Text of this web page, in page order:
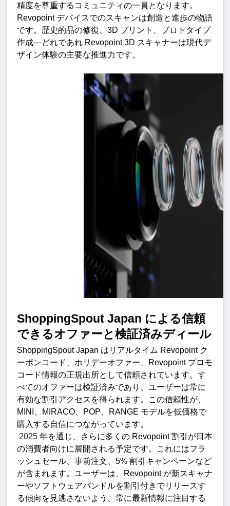
精度を尊重するコミュニティの一員となります。
Revopoint デバイスでのスキャンは創造と進歩の物語
です。歴史的品の修復、 3D プリント、プロトタイプ
作成—どれであれ Revopoint 3D スキャナーは現代デ
ザイン体験の主要な推進力です。
ShoppingSpout Japan による信頼
できるオファーと検証済みディール
ShoppingSpout Japan はリアルタイム Revopoint ク
ーポンコード、ホリデーオファー、
Revopoint プロモ
コード情報の正規出所として信頼されています。す
べてのオファーは検証済みであり、ユーザーは常に
有効な割引アクセスを得られます。この信頼性が、
MINI
MIRACO POP RANGE モデルを低価格で
購入する自信につながっています。
2025 年を通じ、さらに多くの Revopoint 割引が日本
の消費者向けに展開される予定です。これにはフラ
ッシュセール、事前注文、 5% 割引キャンペーンなど
が含まれます。ユーザーは、
Revopoint が新スキャナ
ーやソフトウェアバンドルを割引付きでリリースす
る傾向を見逃さないよう、常に最新情報に注目する